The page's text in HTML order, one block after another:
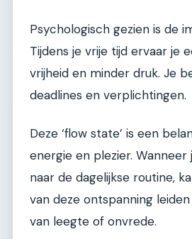
Psychologisch gezien is de
Tijdens je vrije tijd ervaar je
vrijheid en minder druk. Je
deadlines en verplichtingen.
Deze ‘flow state’ is een
energie en plezier.
naar de dagelijkse routine,
van deze ontspanning
van leegte of onvrede.